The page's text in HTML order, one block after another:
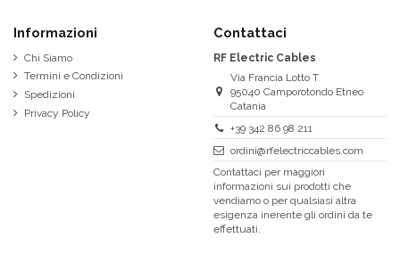
Informazioni
Chi Siamo
Termini e Condizioni
Spedizioni
Privacy Policy
Contattaci
RF Electric Cables
Via Francia Lotto T
95040 Camporotondo Etneo
Catania
+39 342 86 98 211
ordini@rfelectriccables.com
Contattaci per maggiori
informazioni sui prodotti che
vendiamo o per qualsiasi altra
esigenza inerente gli ordini da te
effettuati.